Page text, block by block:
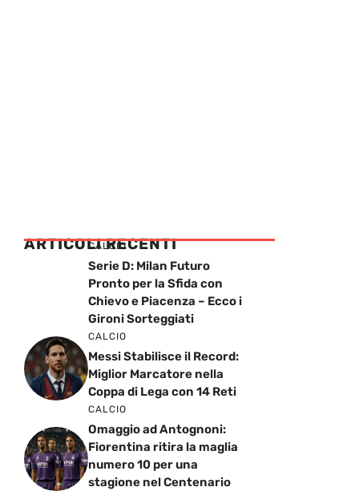
ARTICOLI RECENTI
CALCIO
Serie D: Milan Futuro
Pronto per la Sfida con
Chievo e Piacenza – Ecco i
Gironi Sorteggiati
CALCIO
Messi Stabilisce il Record:
Miglior Marcatore nella
Coppa di Lega con 14 Reti
CALCIO
Omaggio ad Antognoni:
Fiorentina ritira la maglia
numero 10 per una
stagione nel Centenario